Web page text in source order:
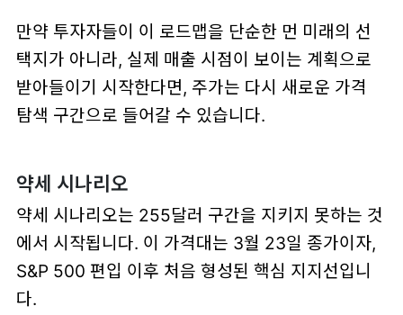
만약 투자자들이 이 로드맵을 단순한 먼 미래의 선
택지가 아니라, 실제 매출 시점이 보이는 계획으로
받아들이기 시작한다면, 주가는 다시 새로운 가격
탐색 구간으로 들어갈 수 있습니다.
약세 시나리오
약세 시나리 오는 255달러 구간을 지키지 못하는 것
에서 시작됩니다. 이 가격대는 3월 23일 종가이자,
S&P 500 편입 이후 처음 형성된 핵심 지지선입니
다.